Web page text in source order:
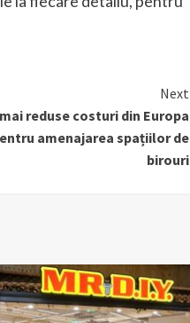
Next
reduse costuri din Europa
amenajarea spațiilor de
birouri